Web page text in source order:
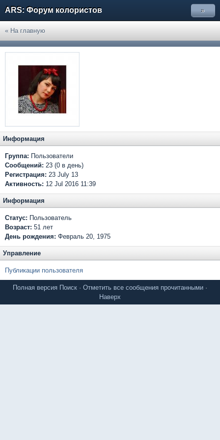
ARS: Форум колористов »
« На главную
Информация
Группа: Пользователи
Сообщений: 23 (0 в день)
Регистрация: 23 July 13
Активность: 12 Jul 2016 11:39
Информация
Статус: Пользователь
Возраст: 51 лет
День рождения: Февраль 20, 1975
Управление
Публикации пользователя
Полная версия Поиск · Отметить все сообщения прочитанными ·
Наверх